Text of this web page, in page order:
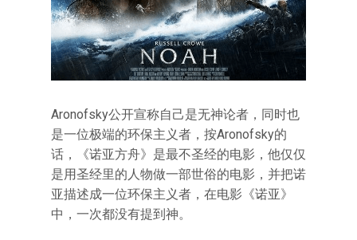
Aronofsky公开宣称自己是无神论者，同时也
是一位极端的环保主义者，按Aronofsky的
话，《诺亚方舟》是最不圣经的电影，他仅仅
是用圣经里的人物做一部世俗的电影，并把诺
亚描述成一位环保主义者，在电影《诺亚》
中，一次都没有提到神。